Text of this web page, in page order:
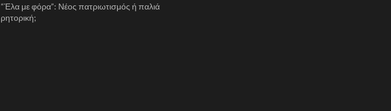
“Έλα με φόρα”: Νέος πατριωτισμός ή παλιά
ρητορική;